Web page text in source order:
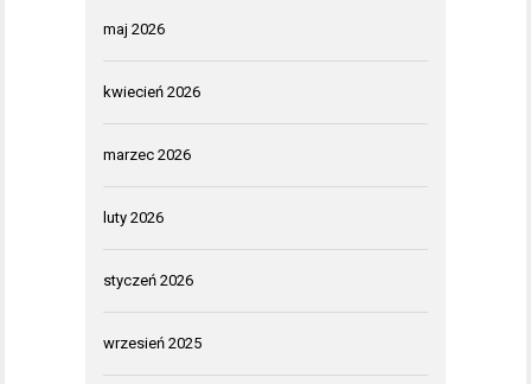
maj 2026
kwiecień 2026
marzec 2026
luty 2026
styczeń 2026
wrzesień 2025